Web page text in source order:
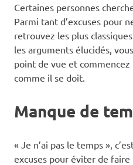
Certaines personnes
Parmi tant d’excuses pour
retrouvez les plus
les arguments élucidés,
point de vue et
comme il se doit.
Manque de
« Je n’ai pas le temps »,
excuses pour éviter de